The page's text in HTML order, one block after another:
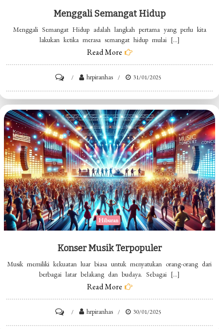
Menggali Semangat Hidup
Menggali Semangat Hidup adalah langkah pertama yang perlu kita
lakukan ketika merasa semangat hidup mulai […]
Read More
Menggali
Semangat
Hidup
hrpiranhas 31/01/2025
Hiburan
Konser Musik Terpopuler
Musik memiliki kekuatan luar biasa untuk menyatukan orang-orang dari
berbagai latar belakang dan budaya. Sebagai […]
Read More
Konser
hrpiranhas 30/01/2025